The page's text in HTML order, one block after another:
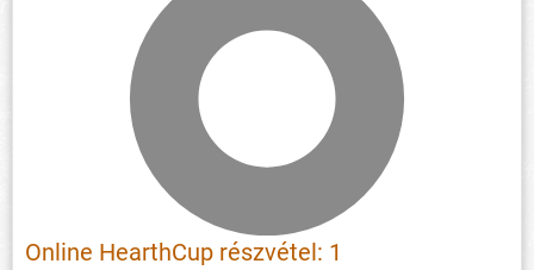
Online HearthCup részvétel: 1